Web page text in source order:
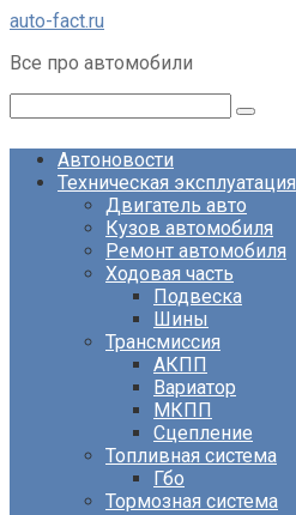
Перейти
контенту
auto-fact.ru
Все про автомобили
Автоновости
Техническая эксплуатация
Двигатель авто
Кузов автомобиля
Ремонт автомобиля
Ходовая часть
Подвеска
Шины
Трансмиссия
АКПП
Вариатор
МКПП
Сцепление
Топливная система
Гбо
Тормозная система